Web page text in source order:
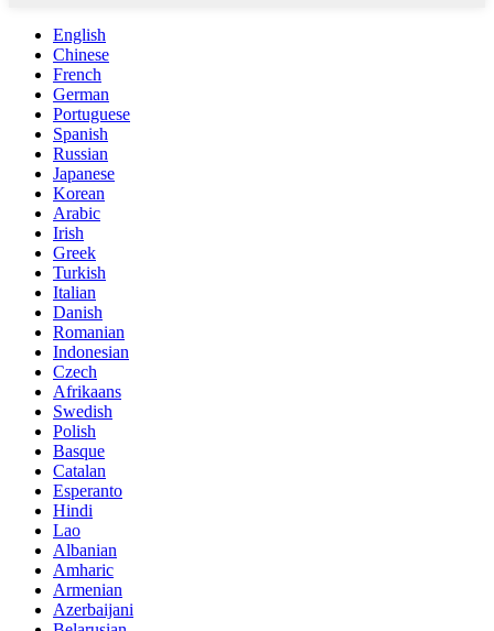
English
Chinese
French
German
Portuguese
Spanish
Russian
Japanese
Korean
Arabic
Irish
Greek
Turkish
Italian
Danish
Romanian
Indonesian
Czech
Afrikaans
Swedish
Polish
Basque
Catalan
Esperanto
Hindi
Lao
Albanian
Amharic
Armenian
Azerbaijani